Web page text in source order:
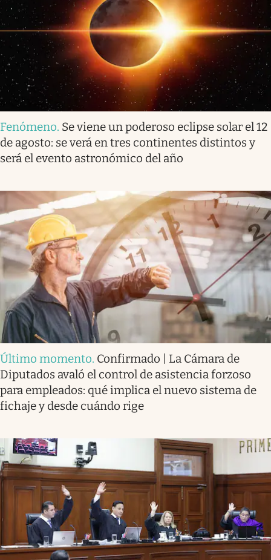
Fenómeno. Se viene un poderoso eclipse solar el 12
de agosto: se verá en tres continentes distintos y
será el evento astronómico del año
Último momento. Confirmado | La Cámara de
Diputados avaló el control de asistencia forzoso
para empleados: qué implica el nuevo sistema de
fichaje y desde cuándo rige